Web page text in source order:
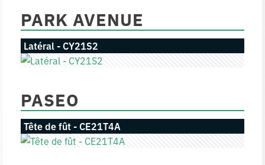
PARK AVENUE
Latéral - CY21S2
PASEO
Tête de fût - CE21T4A